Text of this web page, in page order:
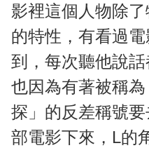
影裡這個人物除
的特性，有看過
到，每次聽他說話
也因為有著被稱
探」的反差稱號
部電影下來，L的